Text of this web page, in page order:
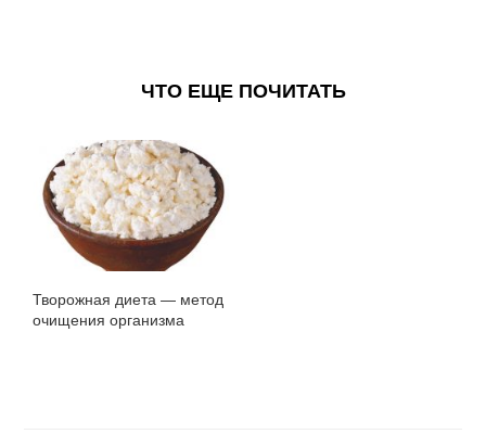
ЧТО ЕЩЕ ПОЧИТАТЬ
Творожная диета — метод
очищения организма